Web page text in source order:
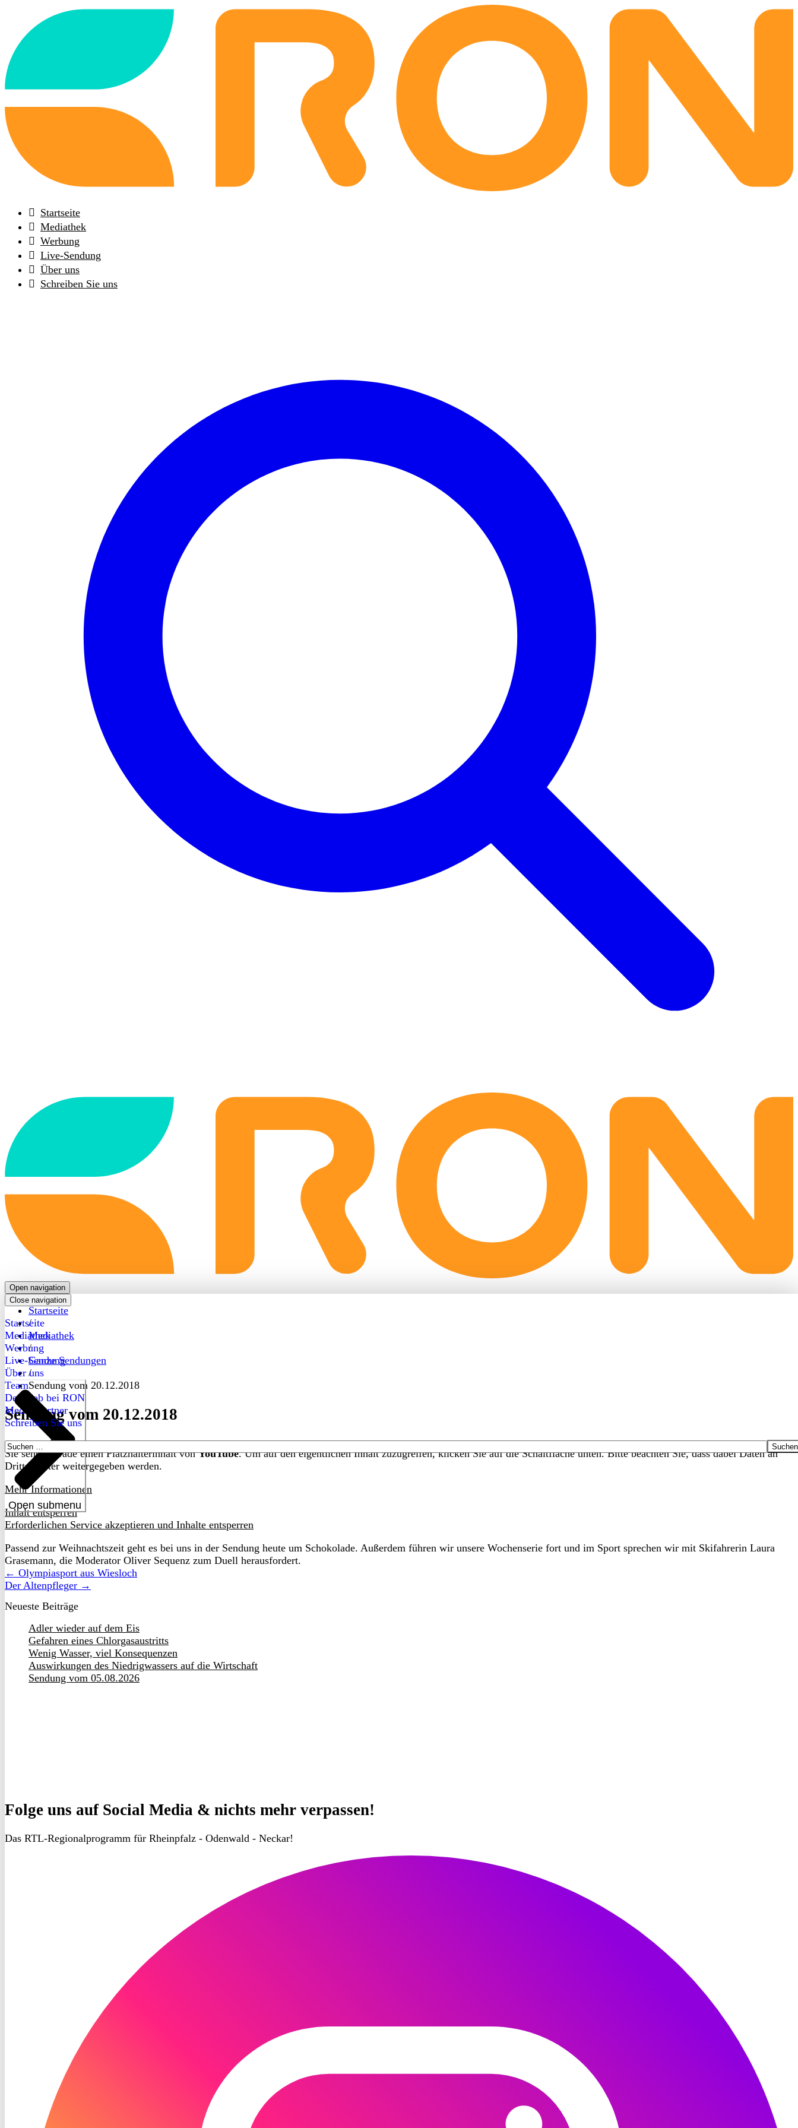
frontpage
Startseite
Mediathek
Werbung
Live-Sendung
Über uns
Schreiben Sie uns
frontpage
Open navigation
Close navigation
Startseite
Mediathek
Werbung
Live-Sendung
Über uns
Open submenu
Team
Dein Job bei RON
Medienpartner
Schreiben Sie uns
Suchen
nach:
Startseite
/
Mediathek
/
Ganze Sendungen
/
Sendung vom 20.12.2018
Sendung vom 20.12.2018
Sie sehen gerade einen Platzhalterinhalt vonYouTube. Um auf den eigentlichen Inhalt zuzugreifen, klicken Sie auf die Schaltfläche unten. Bitte beachten Sie, dass dabei Daten an
Drittanbieter weitergegeben werden.
Mehr Informationen
Inhalt entsperren
Erforderlichen Service akzeptieren und Inhalte entsperren
Passend zur Weihnachtszeit geht es bei uns in der Sendung heute um Schokolade. Außerdem führen wir unsere Wochenserie fort und im Sport sprechen wir mit Skifahrerin Laura
Grasemann, die Moderator Oliver Sequenz zum Duell herausfordert.
← Olympiasport aus Wiesloch
Der Altenpfleger →
Neueste Beiträge
Adler wieder auf dem Eis
Gefahren eines Chlorgasaustritts
Wenig Wasser, viel Konsequenzen
Auswirkungen des Niedrigwassers auf die Wirtschaft
Sendung vom 05.08.2026
Folge uns auf Social Media & nichts mehr verpassen!
Das RTL-Regionalprogramm für Rheinpfalz - Odenwald - Neckar!